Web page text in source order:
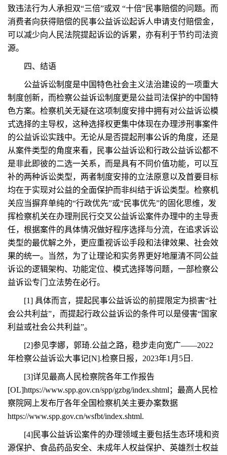
致违法行为人承担双“三倍”或双 “十倍”民事赔偿的问题。而
消费者向获得赔偿的民事公益诉讼起诉人申请支付赔偿金，
可以减少向人民法院提起诉讼的诉累，亦有利于节约司法资
源。
四、结语
公益诉讼制度是中国特色社会主义法治建设的一项重大
制度创新，而检察公益诉讼制度更是公益司法保护的中国特
色方案。检察机关无疑在这项制度安排中拥有对公益诉讼模
式选择的主导权，这种选择权更集中体现在办理涉刑事案件
的公益诉讼实践中。无论从是否提起刑事公诉的角度，还是
从案件类型的角度来看，民事公益诉讼和行政公益诉讼都不
是非此即彼的二选一关系，而是具有不同价值功能，可以互
补的两种诉讼类型，两者制度安排的立法原意以及首要目标
均在于实现对公益的全面保护而非纠结于诉讼类型。检察机
关应当摒弃单纯的“行政优先”或“民事优先”的固化思维，发
挥检察机关在办理刑民行交叉公益诉讼案件办理中的主导责
任，根据案件的具体情况做好程序选择与分流，在追求诉讼
类型的最优解之外，更应重视诉讼手段和法律效果、社会效
果的统一。当然，为了让理论和实务界更好地厘清不同公益
诉讼的逻辑架构、功能定位、模式选择等问题，一部检察公
益诉讼专门立法势在必行。
[1] 具体而言，提起民事公益诉讼的前提限定为损害“社
会公共利益”，而提起行政公益诉讼的条件可以是侵害“国家
利益或社会公共利益”。
[2]参见李娜，郭琦.公益之路，稳步走向宽广——2022
年检察公益诉讼大事记[N].检察日报，2023年1月5日.
[3]详见最高人民检察院各年工作报告
[OL]https://www.spp.gov.cn/spp/gzbg/index.shtml；最高人民检
察院网上发布厅各年全国检察机关主要办案数据
https://www.spp.gov.cn/wsfbt/index.shtml.
[4]民事公益诉讼案件的办理领域主要包括生态环境和资
源保护、食品药品安全、未成年人权益保护、英雄烈士权益